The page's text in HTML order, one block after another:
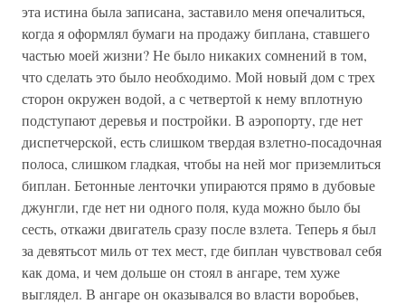
эта истина была записана, заставило меня опечалиться,
когда я оформлял бумаги на продажу биплана, ставшего
частью моей жизни? Не было никаких сомнений в том,
что сделать это было необходимо. Мой новый дом с трех
сторон окружен водой, а с четвертой к нему вплотную
подступают деревья и постройки. В аэропорту, где нет
диспетчерской, есть слишком твердая взлетно-посадочная
полоса, слишком гладкая, чтобы на ней мог приземлиться
биплан. Бетонные ленточки упираются прямо в дубовые
джунгли, где нет ни одного поля, куда можно было бы
сесть, откажи двигатель сразу после взлета. Теперь я был
за девятьсот миль от тех мест, где биплан чувствовал себя
как дома, и чем дольше он стоял в ангаре, тем хуже
выглядел. В ангаре он оказывался во власти воробьев,